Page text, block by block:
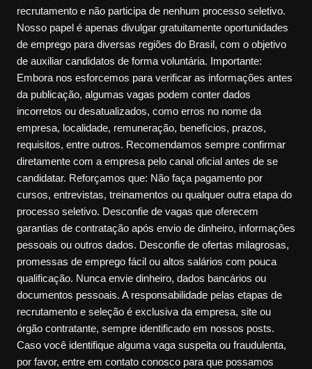
recrutamento e não participa de nenhum processo seletivo.
Nosso papel é apenas divulgar gratuitamente oportunidades
de emprego para diversas regiões do Brasil, com o objetivo
de auxiliar candidatos de forma voluntária. Importante:
Embora nos esforcemos para verificar as informações antes
da publicação, algumas vagas podem conter dados
incorretos ou desatualizados, como erros no nome da
empresa, localidade, remuneração, benefícios, prazos,
requisitos, entre outros. Recomendamos sempre confirmar
diretamente com a empresa pelo canal oficial antes de se
candidatar. Reforçamos que: Não faça pagamento por
cursos, entrevistas, treinamentos ou qualquer outra etapa do
processo seletivo. Desconfie de vagas que oferecem
garantias de contratação após envio de dinheiro, informações
pessoais ou outros dados. Desconfie de ofertas milagrosas,
promessas de emprego fácil ou altos salários com pouca
qualificação. Nunca envie dinheiro, dados bancários ou
documentos pessoais. A responsabilidade pelas etapas de
recrutamento e seleção é exclusiva da empresa, site ou
órgão contratante, sempre identificado em nossos posts.
Caso você identifique alguma vaga suspeita ou fraudulenta,
por favor, entre em contato conosco para que possamos